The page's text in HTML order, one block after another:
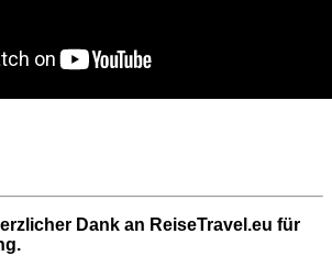
Dank an ReiseTravel.eu für